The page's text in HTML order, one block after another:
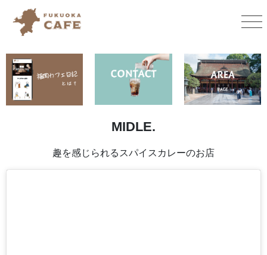
MIDLE.
趣を感じられるスパイスカレーのお店